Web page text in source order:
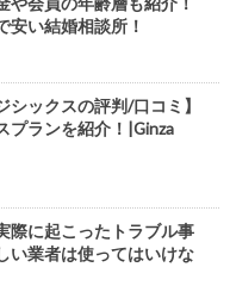
安い結婚相談所！
シックスの評判/口コミ】
プランを紹介！|Ginza
際に起こったトラブル事
い業者は使ってはいけな